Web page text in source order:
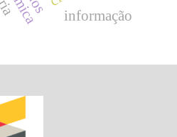
informação